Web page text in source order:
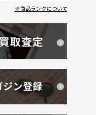
商品ランクについて